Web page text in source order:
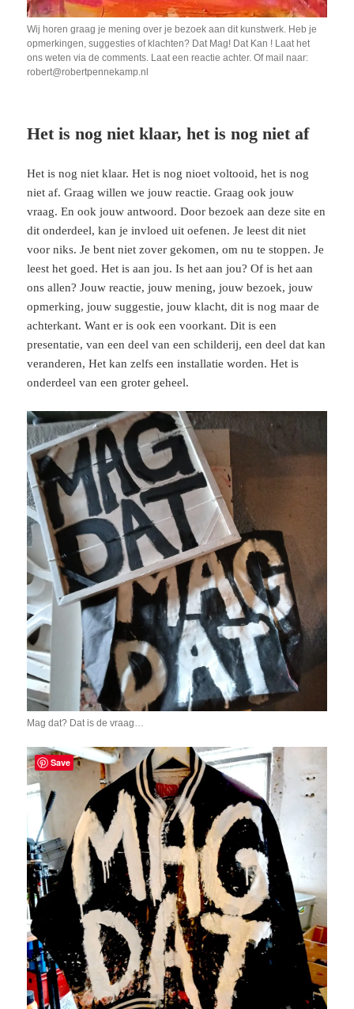
Wij horen graag je mening over je bezoek aan dit kunstwerk. Heb je
opmerkingen, suggesties of klachten? Dat Mag! Dat Kan ! Laat het
ons weten via de comments. Laat een reactie achter. Of mail naar:
robert@robertpennekamp.nl
Het is nog niet klaar, het is nog niet af
Het is nog niet klaar. Het is nog nioet voltooid, het is nog
niet af. Graag willen we jouw reactie. Graag ook jouw
vraag. En ook jouw antwoord. Door bezoek aan deze site en
dit onderdeel, kan je invloed uit oefenen. Je leest dit niet
voor niks. Je bent niet zover gekomen, om nu te stoppen. Je
leest het goed. Het is aan jou. Is het aan jou? Of is het aan
ons allen? Jouw reactie, jouw mening, jouw bezoek, jouw
opmerking, jouw suggestie, jouw klacht, dit is nog maar de
achterkant. Want er is ook een voorkant. Dit is een
presentatie, van een deel van een schilderij, een deel dat kan
veranderen, Het kan zelfs een installatie worden. Het is
onderdeel van een groter geheel.
Mag dat? Dat is de vraag…
Save